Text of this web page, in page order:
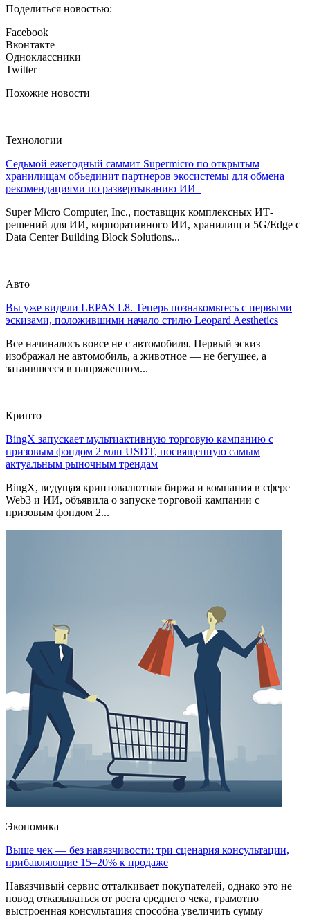
Поделиться новостью:
Facebook
Вконтакте
Одноклассники
Twitter
Похожие новости
Технологии
Седьмой ежегодный саммит Supermicro по открытым
хранилищам объединит партнеров экосистемы для обмена
рекомендациями по развертыванию ИИ
Super Micro Computer, Inc., поставщик комплексных ИТ-
решений для ИИ, корпоративного ИИ, хранилищ и 5G/Edge с
Data Center Building Block Solutions...
Авто
Вы уже видели LEPAS L8. Теперь познакомьтесь с первыми
эскизами, положившими начало стилю Leopard Aesthetics
Все начиналось вовсе не с автомобиля. Первый эскиз
изображал не автомобиль, а животное — не бегущее, а
затаившееся в напряженном...
Крипто
BingX запускает мультиактивную торговую кампанию с
призовым фондом 2 млн USDT, посвященную самым
актуальным рыночным трендам
BingX, ведущая криптовалютная биржа и компания в сфере
Web3 и ИИ, объявила о запуске торговой кампании с
призовым фондом 2...
Экономика
Выше чек — без навязчивости: три сценария консультации,
прибавляющие 15–20% к продаже
Навязчивый сервис отталкивает покупателей, однако это не
повод отказываться от роста среднего чека, грамотно
выстроенная консультация способна увеличить сумму